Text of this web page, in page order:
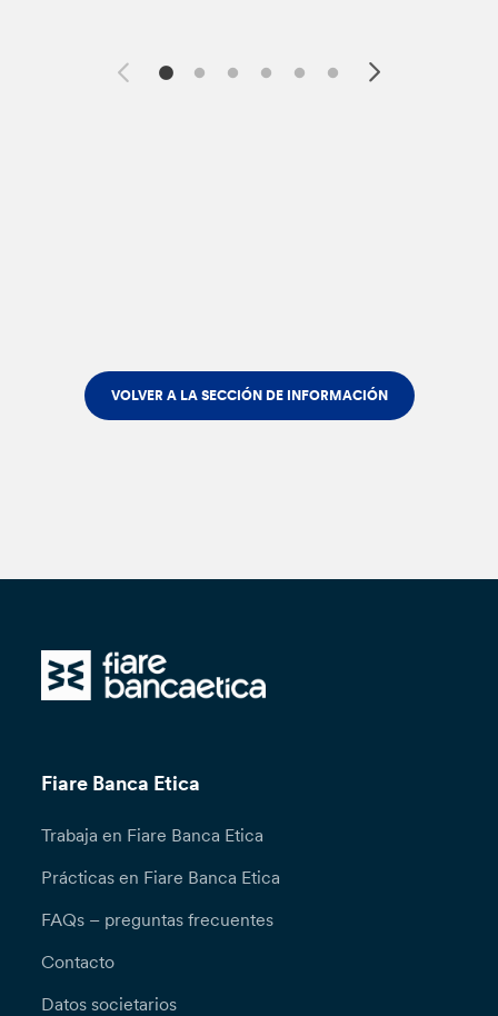
VOLVER A LA SECCIÓN DE INFORMACIÓN
Fiare Banca Etica
Trabaja en Fiare Banca Etica
Prácticas en Fiare Banca Etica
FAQs – preguntas frecuentes
Contacto
Datos societarios